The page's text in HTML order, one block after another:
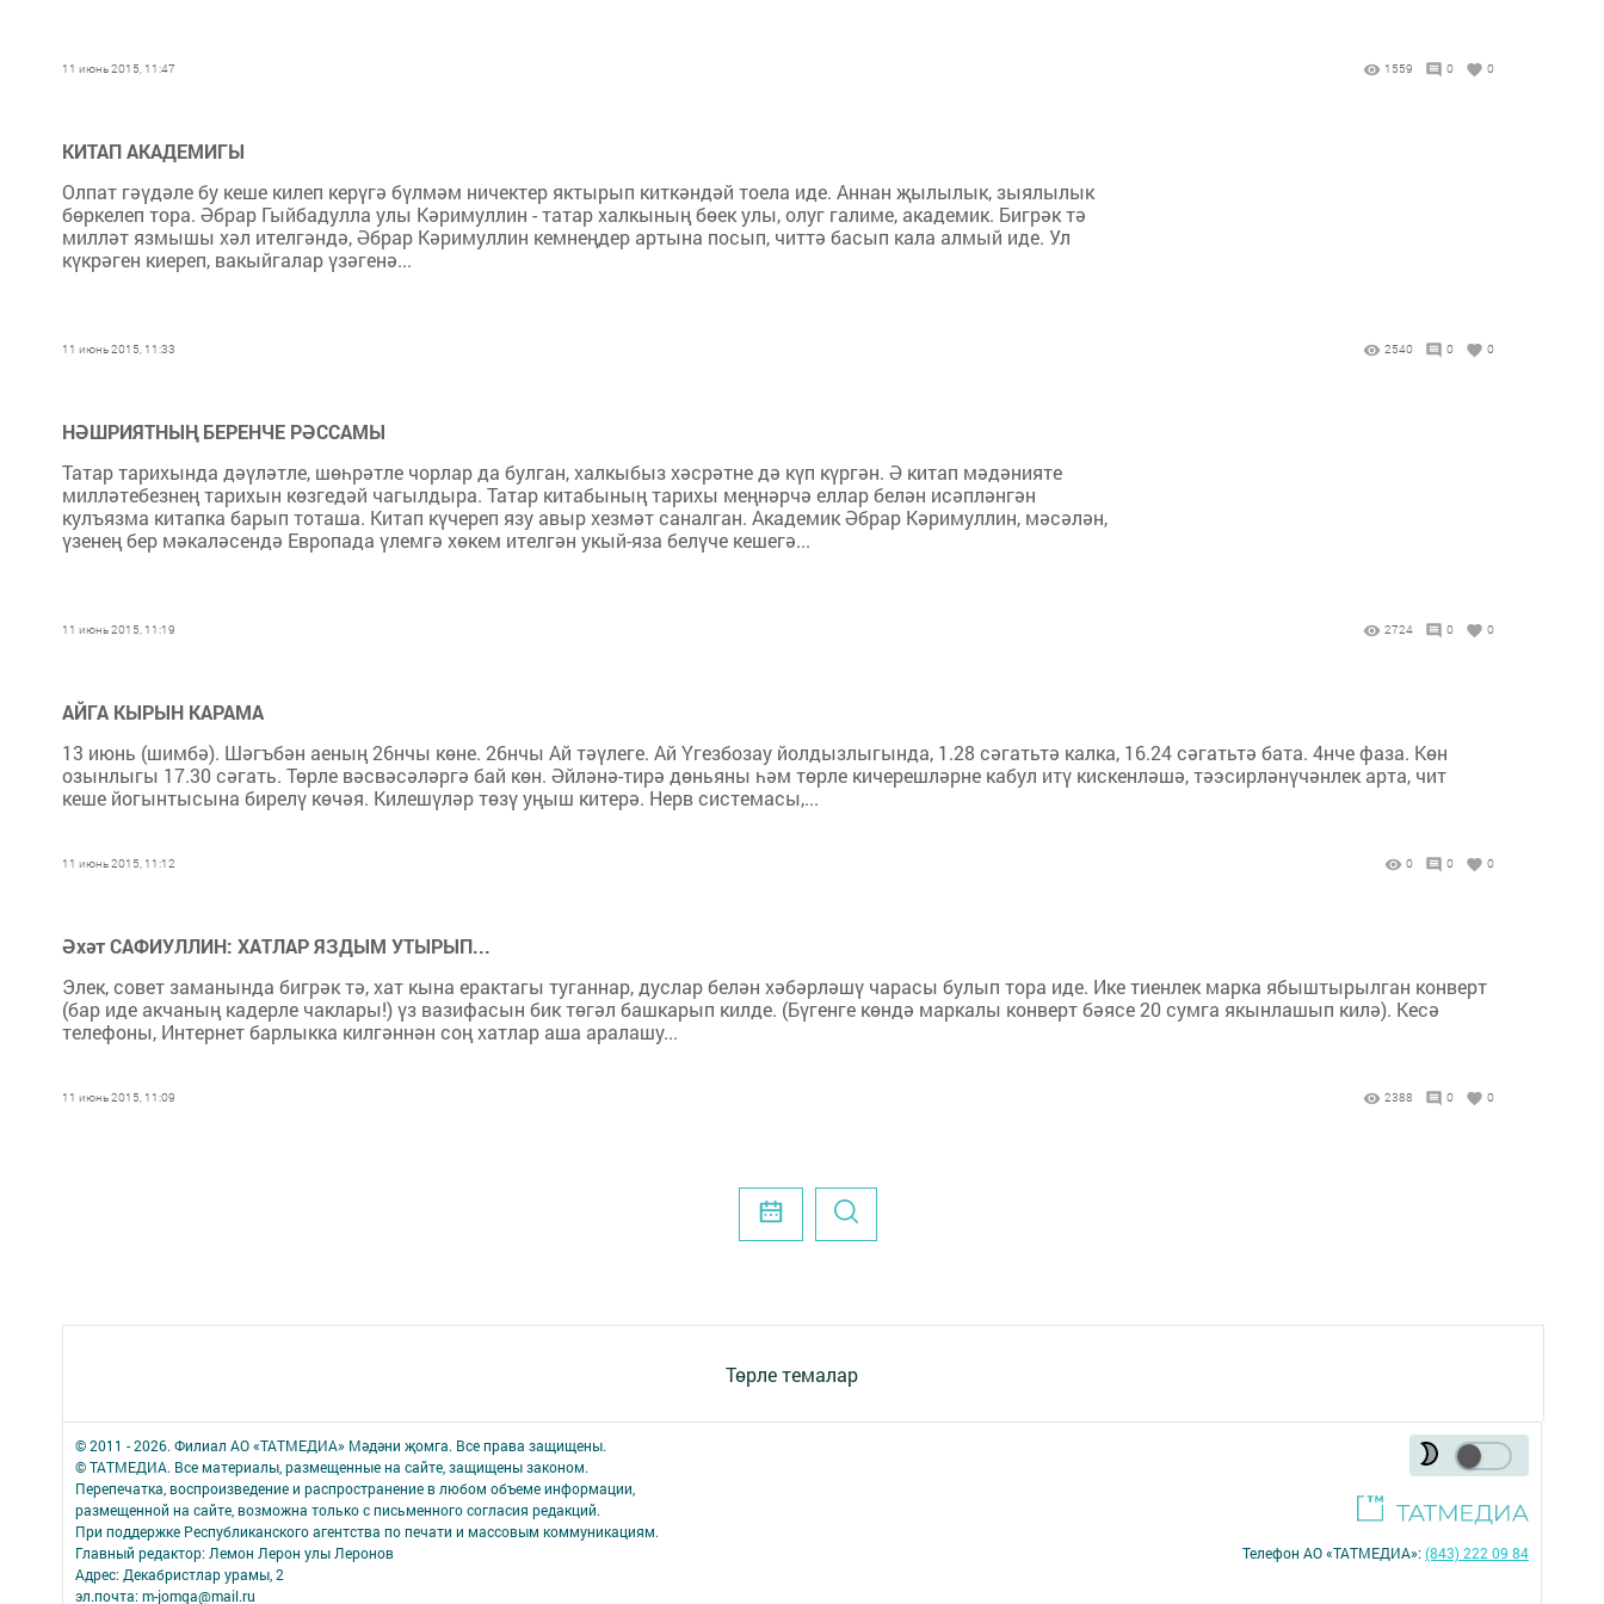
11 июнь 2015, 11:47 1559 0 0
КИТАП АКАДЕМИГЫ
Олпат гәүдәле бу кеше килеп керүгә бүлмәм ничектер яктырып киткәндәй тоела иде. Аннан җылылык, зыялылык
бөркелеп тора. Әбрар Гыйбадулла улы Кәримуллин - татар халкының бөек улы, олуг галиме, академик. Бигрәк тә
милләт язмышы хәл ителгәндә, Әбрар Кәримуллин кемнеңдер артына посып, читтә басып кала алмый иде. Ул
күкрәген киереп, вакыйгалар үзәгенә...
11 июнь 2015, 11:33 2540 0 0
НӘШРИЯТНЫҢ БЕРЕНЧЕ РӘССАМЫ
Татар тарихында дәүләтле, шөһрәтле чорлар да булган, халкыбыз хәсрәтне дә күп күргән. Ә китап мәдәнияте
милләтебезнең тарихын көзгедәй чагылдыра. Татар китабының тарихы меңнәрчә еллар белән исәпләнгән
кулъязма китапка барып тоташа. Китап күчереп язу авыр хезмәт саналган. Академик Әбрар Кәримуллин, мәсәлән,
үзенең бер мәкаләсендә Европада үлемгә хөкем ителгән укый-яза белүче кешегә...
11 июнь 2015, 11:19 2724 0 0
АЙГА КЫРЫН КАРАМА
13 июнь (шимбә). Шәгъбән аеның 26нчы көне. 26нчы Ай тәүлеге. Ай Үгезбозау йолдызлыгында, 1.28 сәгатьтә калка, 16.24 сәгатьтә бата. 4нче фаза. Көн
озынлыгы 17.30 сәгать. Төрле вәсвәсәләргә бай көн. Әйләнә-тирә дөньяны һәм төрле кичерешләрне кабул итү кискенләшә, тәэсирләнүчәнлек арта, чит
кеше йогынтысына бирелү көчәя. Килешүләр төзү уңыш китерә. Нерв системасы,...
11 июнь 2015, 11:12 0 0 0
Әхәт САФИУЛЛИН: ХАТЛАР ЯЗДЫМ УТЫРЫП...
Элек, совет заманында бигрәк тә, хат кына ерактагы туганнар, дуслар белән хәбәрләшү чарасы булып тора иде. Ике тиенлек марка ябыштырылган конверт
(бар иде акчаның кадерле чаклары!) үз вазифасын бик төгәл башкарып килде. (Бүгенге көндә маркалы конверт бәясе 20 сумга якынлашып килә). Кесә
телефоны, Интернет барлыкка килгәннән соң хатлар аша аралашу...
11 июнь 2015, 11:09 2388 0 0
Төрле темалар
© 2011 - 2026. Филиал АО «ТАТМЕДИА» Мәдәни җомга. Все права защищены.
© ТАТМЕДИА. Все материалы, размещенные на сайте, защищены законом.
Перепечатка, воспроизведение и распространение в любом объеме информации,
размещенной на сайте, возможна только с письменного согласия редакций.
При поддержке Республиканского агентства по печати и массовым коммуникациям.
Главный редактор: Лемон Лерон улы Леронов
Адрес: Декабристлар урамы, 2
эл.почта: m-jomga@mail.ru
Телефон АО «ТАТМЕДИА»:(843) 222 09 84